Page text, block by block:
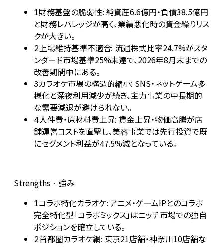
1財務基盤の脆弱性: 純資産6.6億円・負債38.5億円
と財務レバレッジが高く、業績悪化時の資金繰りリス
クが大きい。
2上場維持基準不適合: 流通株式比率24.7%がスタ
ンダード市場基準25%未達で、2026年8月末までの
改善期間中にある。
3カラオケ市場の構造的縮小: SNS・ネットゲーム多
様化と深夜利用減少が続き、主力事業の中長期的
な需要減退が避けられない。
4人件費・原材料費上昇: 賃金上昇・物価高騰が店
舗運営コストを直撃し、美容事業では先行投資で既
にセグメント利益が47.5%減となっている。
Strengths · 強み
1コラボ特化カラオケ: アニメ・ゲームIPとのコラボ
完全特化型「コラボミックス」はニッチ市場での独自
ポジションを確立している。
2首都圏カラオケ網: 東京21店舗・神奈川10店舗な